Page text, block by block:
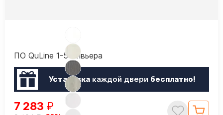
ПО QuLine 1-5 Ривьера
Установкакаждой двери бесплатно!
7 283 ₽